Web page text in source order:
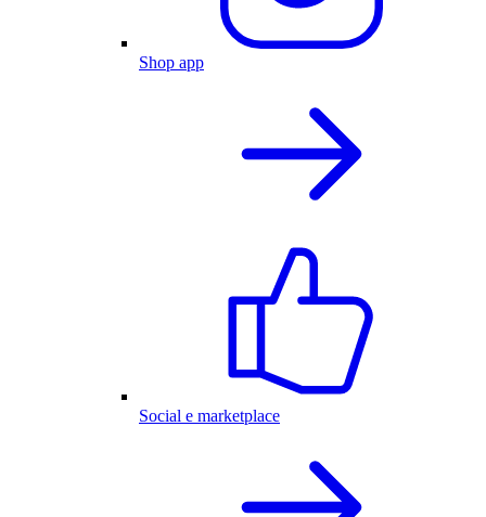
Shop app
Social e marketplace